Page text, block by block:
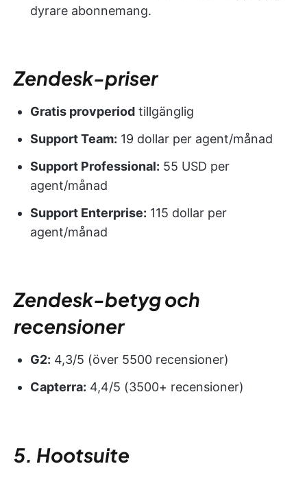
dyrare abonnemang.
Zendesk-priser
Gratis provperiod tillgänglig
Support Team: 19 dollar per agent/månad
Support Professional: 55 USD per
agent/månad
Support Enterprise: 115 dollar per
agent/månad
Zendesk-betyg och
recensioner
G2: 4,3/5 (över 5500 recensioner)
Capterra: 4,4/5 (3500+ recensioner)
5. Hootsuite